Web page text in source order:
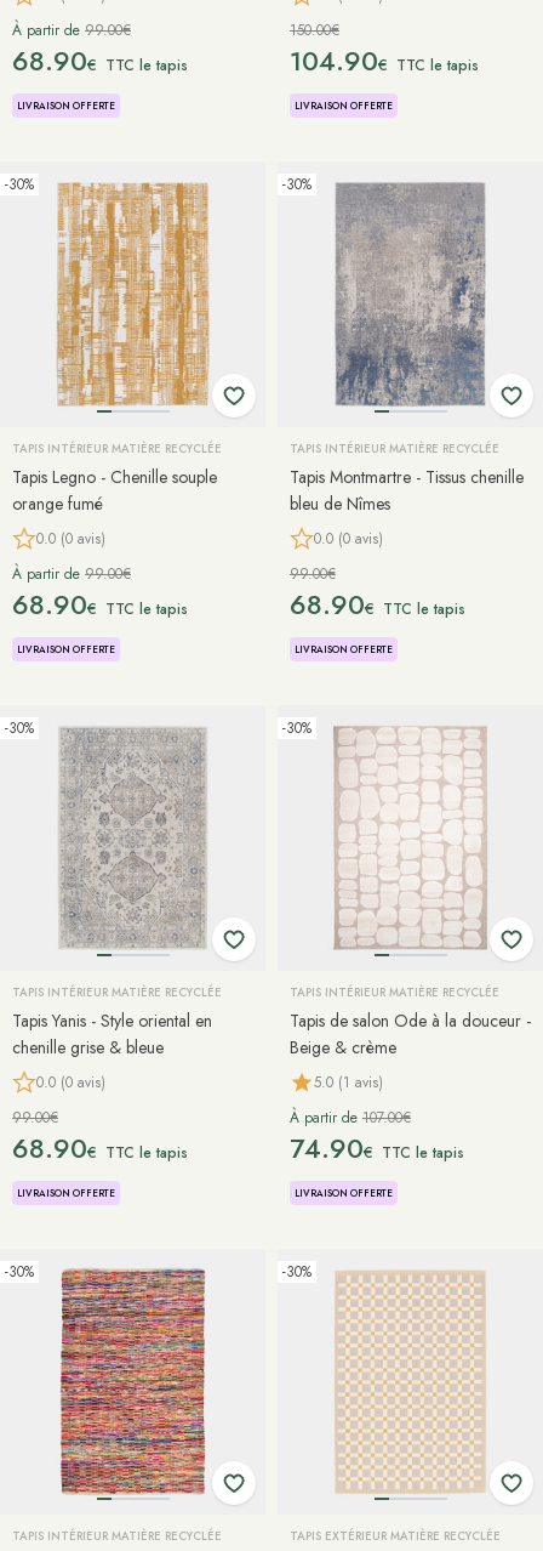
À partir de 99.00€
68.90€ TTC le tapis
LIVRAISON OFFERTE
150.00€
104.90€ TTC le tapis
LIVRAISON OFFERTE
-30%
TAPIS INTÉRIEUR MATIÈRE RECYCLÉE
Tapis Legno - Chenille souple
orange fumé
0.0 (0 avis)
À partir de 99.00€
68.90€ TTC le tapis
LIVRAISON OFFERTE
-30%
TAPIS INTÉRIEUR MATIÈRE RECYCLÉE
Tapis Montmartre - Tissus chenille
bleu de Nîmes
0.0 (0 avis)
99.00€
68.90€ TTC le tapis
LIVRAISON OFFERTE
-30%
TAPIS INTÉRIEUR MATIÈRE RECYCLÉE
Tapis Yanis - Style oriental en
chenille grise & bleue
0.0 (0 avis)
99.00€
68.90€ TTC le tapis
LIVRAISON OFFERTE
-30%
TAPIS INTÉRIEUR MATIÈRE RECYCLÉE
Tapis de salon Ode à la douceur -
Beige & crème
5.0 (1 avis)
À partir de 107.00€
74.90€ TTC le tapis
LIVRAISON OFFERTE
-30%
TAPIS INTÉRIEUR MATIÈRE RECYCLÉE
-30%
TAPIS EXTÉRIEUR MATIÈRE RECYCLÉE